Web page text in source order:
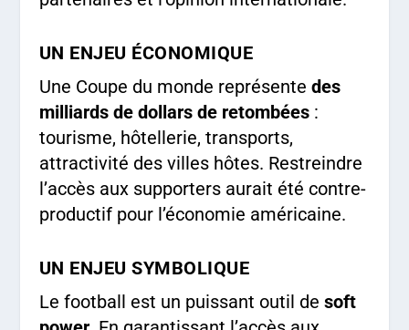
UN ENJEU ÉCONOMIQUE
Une Coupe du monde représente des
milliards de dollars de retombées:
tourisme, hôtellerie, transports,
attractivité des villes hôtes. Restreindre
l’accès aux supporters aurait été contre-
productif pour l’économie américaine.
UN ENJEU SYMBOLIQUE
Le football est un puissant outil de soft